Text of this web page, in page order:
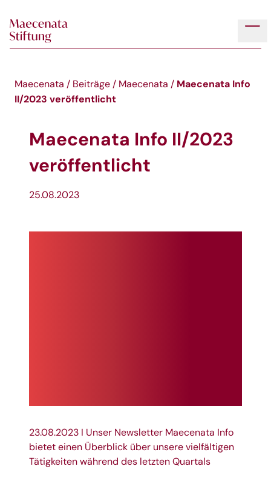
Maecenata / Beiträge / Maecenata / Maecenata Info
II/2023 veröffentlicht
Maecenata Info II/2023
veröffentlicht
25.08.2023
23.08.2023 I Unser Newsletter Maecenata Info
bietet einen Überblick über unsere vielfältigen
Tätigkeiten während des letzten Quartals